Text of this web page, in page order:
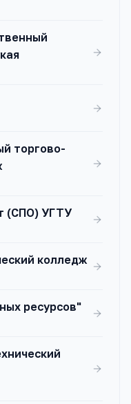
торгово-
(СПО) УГТУ
колледж
ресурсов"